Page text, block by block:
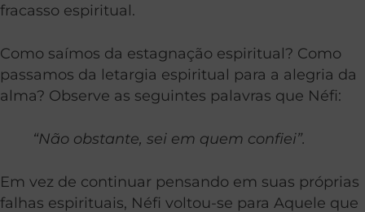
fracasso espiritual.
Como saímos da estagnação espiritual? Como
passamos da letargia espiritual para a alegria da
alma? Observe as seguintes palavras que Néfi:
“Não obstante, sei em quem confiei”.
Em vez de continuar pensando em suas próprias
falhas espirituais, Néfi voltou-se para Aquele que